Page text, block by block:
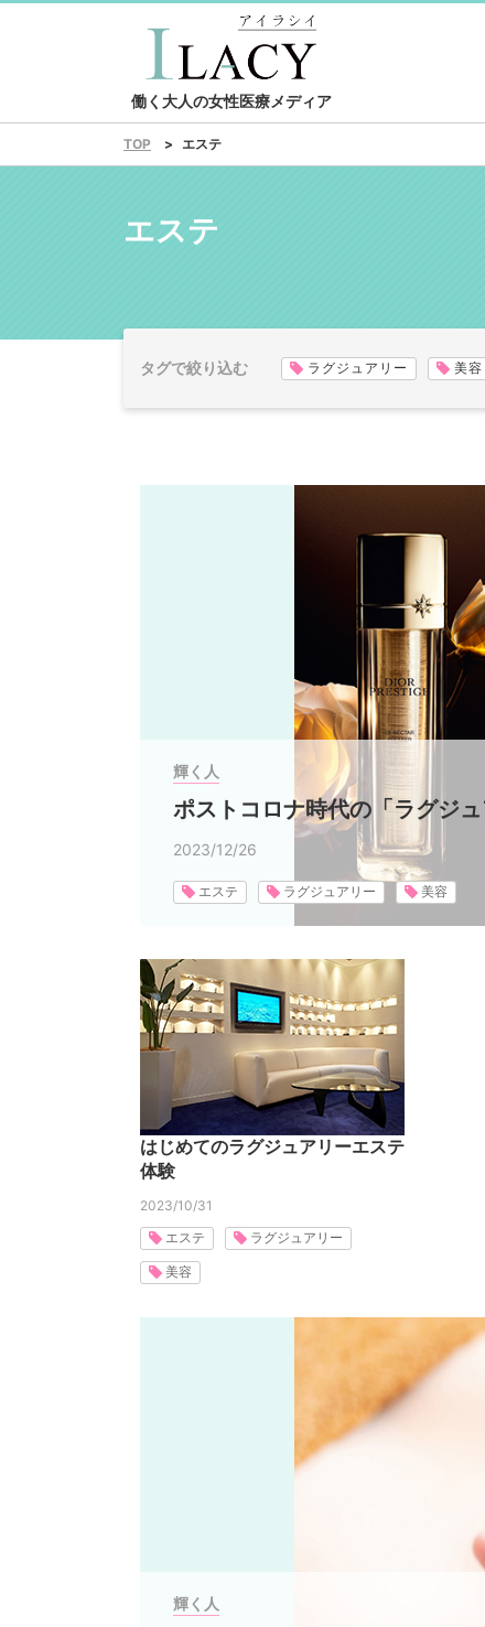
働く大人の女性医療メディア
エステ
タグで絞り込む ラグジュアリー 美容
輝く人
ポストコロナ時代の「ラグジ
2023/12/26
エステ ラグジュアリー 美容
はじめてのラグジュアリーエステ
体験
2023/10/31
エステ
ラグジュアリー
美容
輝く人
TOP エステ